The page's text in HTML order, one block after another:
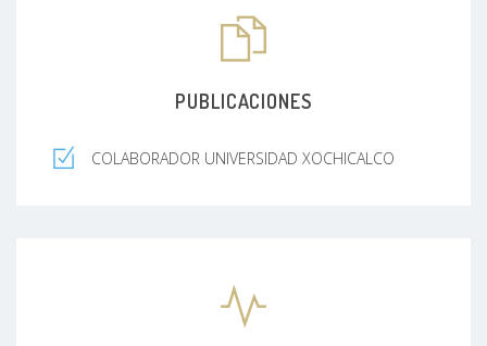
PUBLICACIONES
COLABORADOR UNIVERSIDAD XOCHICALCO